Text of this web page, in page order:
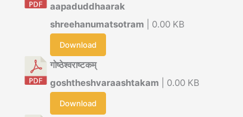
aapaduddhaarak
shreehanumatsotram | 0.00 KB
Download
गोष्ठेश्वराष्टकम्
goshtheshvaraashtakam | 0.00 KB
Download